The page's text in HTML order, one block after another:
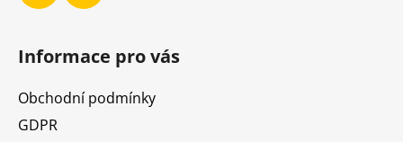
Informace pro vás
Obchodní podmínky
GDPR